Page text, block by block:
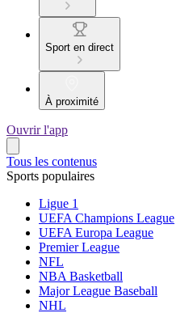
Sport en direct
À proximité
Ouvrir l'app
Tous les contenus
Sports populaires
Ligue 1
UEFA Champions League
UEFA Europa League
Premier League
NFL
NBA Basketball
Major League Baseball
NHL